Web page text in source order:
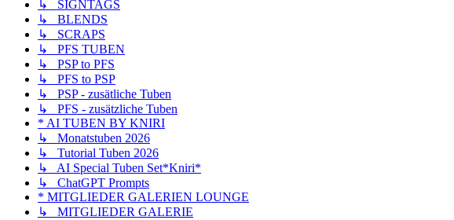
↳ SIGNTAGS
↳ BLENDS
↳ SCRAPS
↳ PFS TUBEN
↳ PSP to PFS
↳ PFS to PSP
↳ PSP - zusätliche Tuben
↳ PFS - zusätzliche Tuben
* AI TUBEN BY KNIRI
↳ Monatstuben 2026
↳ Tutorial Tuben 2026
↳ AI Special Tuben Set*Kniri*
↳ ChatGPT Prompts
* MITGLIEDER GALERIEN LOUNGE
↳ MITGLIEDER GALERIE